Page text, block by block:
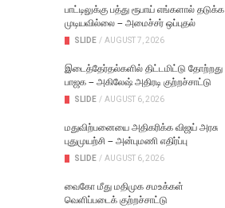
பாட்டிலுக்கு பத்து ரூபாய் எங்களால் தடுக்க
முடியவில்லை – அமைச்சர் ஒப்புதல்
SLIDE / AUGUST 7, 2026
இடைத்தேர்தல்களில் திட்டமிட்டு தோற்றது
பாஜக – அகிலேஷ் அதிரடி குற்றச்சாட்டு
SLIDE / AUGUST 6, 2026
மதுவிற்பனையை அதிகரிக்க விஜய் அரசு
புதுமுயற்சி – அன்புமணி எதிர்ப்பு
SLIDE / AUGUST 6, 2026
வைகோ மீது மதிமுக சமஉக்கள்
வெளிப்படைக் குற்றச்சாட்டு